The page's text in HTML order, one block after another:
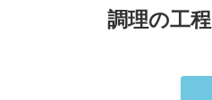
調理の工程